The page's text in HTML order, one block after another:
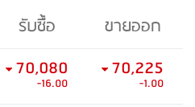
รับซื้อ
ขายออก
70,080
-16.00
70,225
-1.00